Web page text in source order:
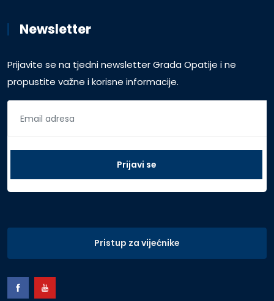
Newsletter
Prijavite se na tjedni newsletter Grada Opatije i ne
propustite važne i korisne informacije.
Pristup za vijećnike